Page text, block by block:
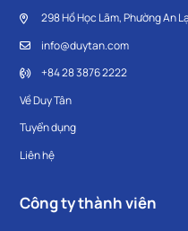
298 Hồ Học Lãm, Phường An
info@duytan.com
+84 28 3876 2222
Về Duy Tân
Tuyển dụng
Liên hệ
Công ty thành viên